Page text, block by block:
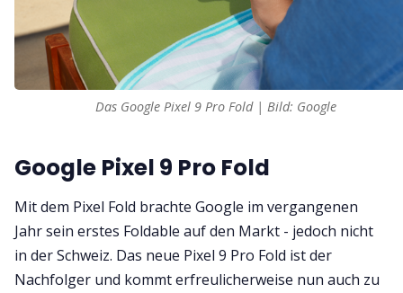
Das Google Pixel 9 Pro Fold | Bild: Google
Google Pixel 9 Pro Fold
Mit dem Pixel Fold brachte Google im vergangenen
Jahr sein erstes Foldable auf den Markt - jedoch nicht
in der Schweiz. Das neue Pixel 9 Pro Fold ist der
Nachfolger und kommt erfreulicherweise nun auch zu